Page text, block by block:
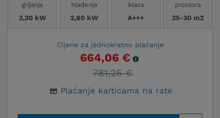
grijanja
3,20 kW
hlađenja
2,80 kW
klasa
A+++
prostora
25-30 m2
Cijene za jednokratno plaćanje
664,06 €
781,25 €
Plaćanje karticama na rate